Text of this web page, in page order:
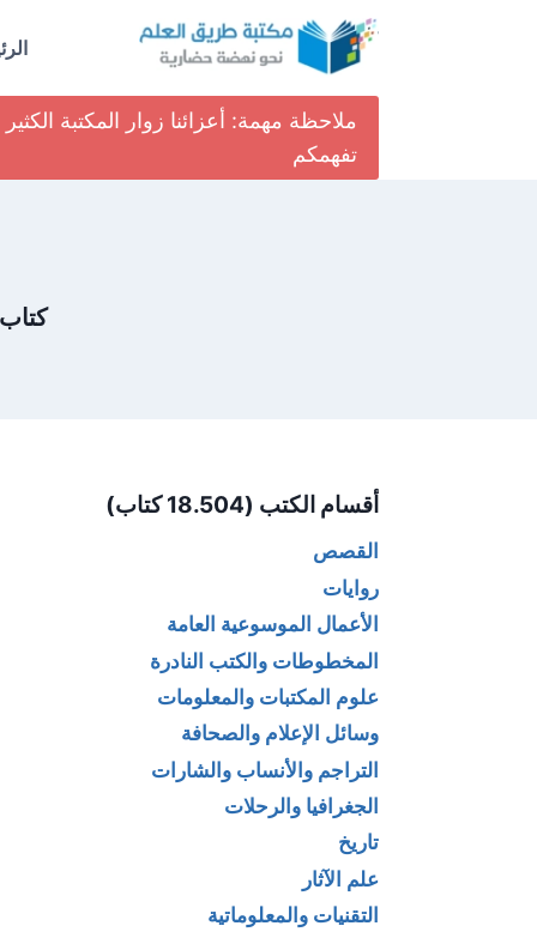
ملاحظة مهمة: أعزائنا زوار المكتبة
تفهمكم
أقسام الكتب (18.504 كتاب)
القصص
روايات
الأعمال الموسوعية العامة
المخطوطات والكتب النادرة
علوم المكتبات والمعلومات
وسائل الإعلام والصحافة
التراجم والأنساب والشارات
الجغرافيا والرحلات
تاريخ
علم الآثار
التقنيات والمعلوماتية